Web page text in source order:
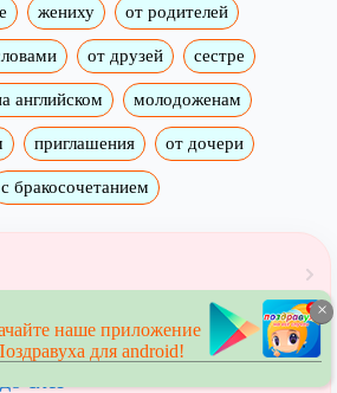
жениху от родителей
от друзей сестре
английском молодоженам
приглашения от дочери
с бракосочетанием
слез
×
наше приложение
для android!